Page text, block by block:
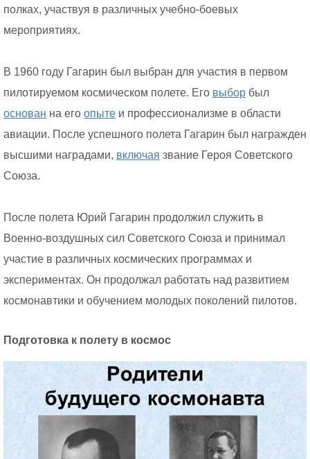
полках, участвуя в различных учебно-боевых
мероприятиях.
В 1960 году Гагарин был выбран для участия в первом
пилотируемом космическом полете. Его выбор был
основан на его опыте и профессионализме в области
авиации. После успешного полета Гагарин был награжден
высшими наградами, включая звание Героя Советского
Союза.
После полета Юрий Гагарин продолжил служить в
Военно-воздушных сил Советского Союза и принимал
участие в различных космических программах и
экспериментах. Он продолжал работать над развитием
космонавтики и обучением молодых поколений пилотов.
Подготовка к полету в космос